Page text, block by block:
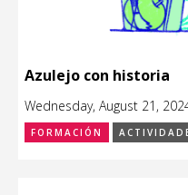
Azulejo con historia
Wednesday, August 21,
FORMACIÓN